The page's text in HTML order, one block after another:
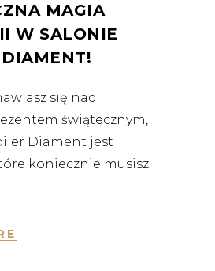
MAGIA
W SALONIE
się nad
świątecznym,
Diament jest
koniecznie musisz